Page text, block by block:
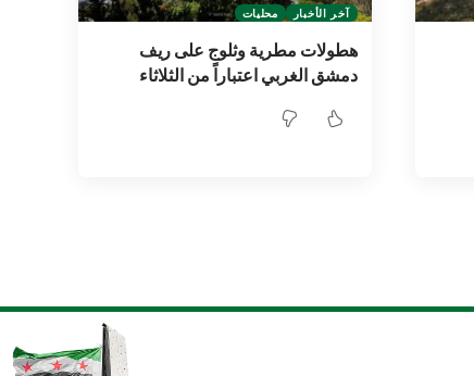
آخر الأخبار محليات
هطولات مطرية وثلوج على ريف
دمشق الغربي اعتباراً من الثلاثاء